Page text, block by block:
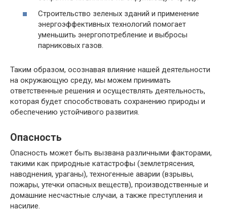
Строительство зеленых зданий и применение
энергоэффективных технологий помогает
уменьшить энергопотребление и выбросы
парниковых газов.
Таким образом, осознавая влияние нашей деятельности
на окружающую среду, мы можем принимать
ответственные решения и осуществлять деятельность,
которая будет способствовать сохранению природы и
обеспечению устойчивого развития.
Опасность
Опасность может быть вызвана различными факторами,
такими как природные катастрофы (землетрясения,
наводнения, ураганы), техногенные аварии (взрывы,
пожары, утечки опасных веществ), производственные и
домашние несчастные случаи, а также преступления и
насилие.